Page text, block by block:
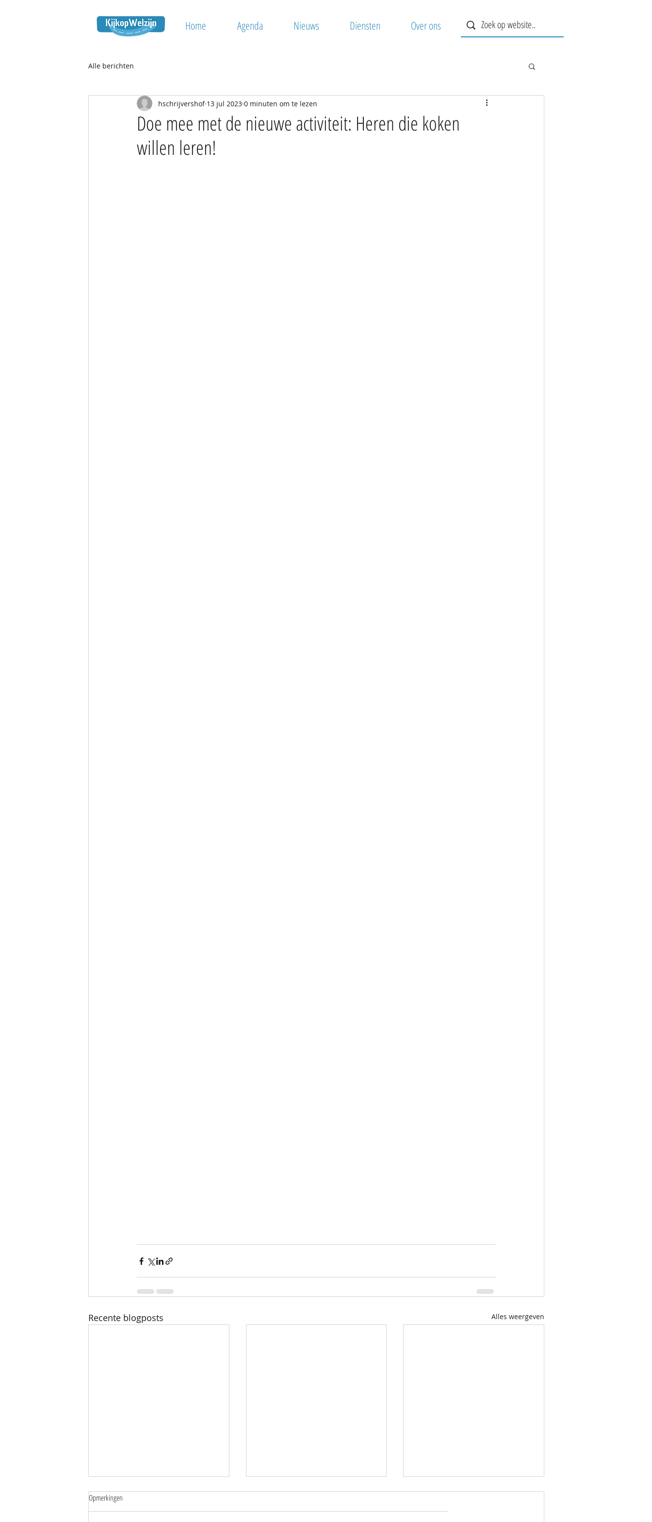
Home Agenda Nieuws Diensten Over ons
Alle berichten
Doe mee met de nieuwe activiteit: Heren die koken
willen leren!
hschrijvershof 13 jul 2023 0 minuten om te lezen
Recente blogposts Alles weergeven
Opmerkingen